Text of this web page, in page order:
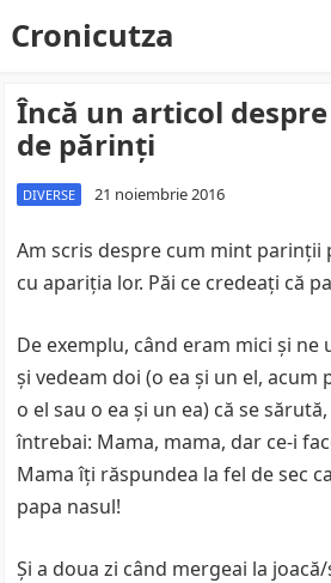
Cronicutza
Încă un articol
de părinţi
DIVERSE 21 noiembrie 2016
Am scris despre cum mint parinţii
cu apariţia lor. Păi ce credeaţi că
De exemplu, când eram mici şi ne
şi vedeam doi (o ea şi un el, acum
o el sau o ea şi un ea) că se
întrebai: Mama, mama, dar ce-i
Mama îţi răspundea la fel de sec
papa nasul!
Şi a doua zi când mergeai la